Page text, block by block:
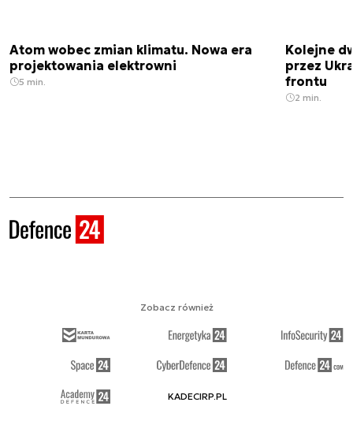
Atom wobec zmian klimatu. Nowa era
projektowania elektrowni
5 min.
Kolejne
przez
frontu
2 min.
Zobacz również
KADECIRP.PL